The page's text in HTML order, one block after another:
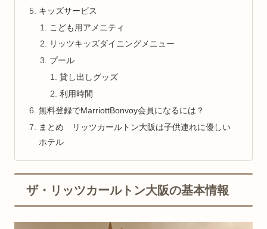
キッズサービス
こども用アメニティ
リッツキッズダイニングメニュー
プール
貸し出しグッズ
利用時間
無料登録でMarriottBonvoy会員になるには？
まとめ リッツカールトン大阪は子供連れに優しい
ホテル
ザ・リッツカールトン大阪の基本情報